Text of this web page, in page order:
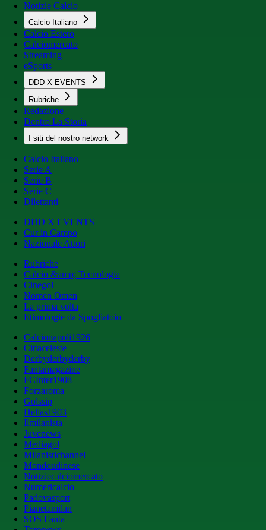
Notizie Calcio
Calcio Italiano
Calcio Estero
Calciomercato
Streaming
eSports
DDD X EVENTS
Rubriche
Redazione
Dentro La Storia
I siti del nostro network
Calcio Italiano
Serie A
Serie B
Serie C
Dilettanti
DDD X EVENTS
Cur in Campo
Nazionale Attori
Rubriche
Calcio &amp; Tecnologia
Cinegol
Nomen Omen
La prima volta
Etimologie da Spogliatoio
Calcionapoli1926
Cittaceleste
Derbyderbyderby
Fantamagazine
FCInter1908
Forzaroma
Golssip
Hellas1903
Ilmilanista
Juvenews
Mediagol
Milanistichannel
Mondoudinese
Notiziecalciomercato
Numericalcio
Padovasport
Pianetamilan
SOS Fanta